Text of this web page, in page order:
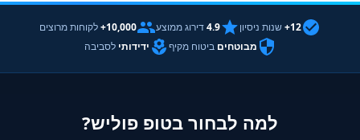
12+ שנות ניסיון 4.9דירוג ממוצע 10,000+
לקוחות מרוצים
מבוטחים ביטוח מקיף ידידותי לסביבה
למה לבחור בטופ פוליש?